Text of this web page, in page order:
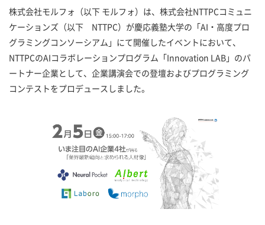
株式会社モルフォ（以下 モルフォ）は、株式会社NTTPCコミュニ
ケーションズ（以下 NTTPC）が慶応義塾大学の「AI・高度プロ
グラミングコンソーシアム」にて開催したイベントにおいて、
NTTPCのAIコラボレーションプログラム「Innovation LAB」のパ
ートナー企業として、企業講演会での登壇およびプログラミング
コンテストをプロデュースしました。